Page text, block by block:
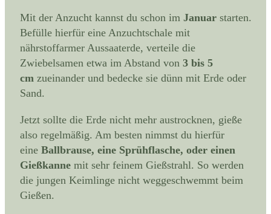
Mit der Anzucht kannst du schon im Januar starten.
Befülle hierfür eine Anzuchtschale mit
nährstoffarmer Aussaaterde, verteile die
Zwiebelsamen etwa im Abstand von 3 bis 5
cm zueinander und bedecke sie dünn mit Erde oder
Sand.
Jetzt sollte die Erde nicht mehr austrocknen, gieße
also regelmäßig. Am besten nimmst du hierfür
eine Ballbrause, eine Sprühflasche, oder einen
Gießkanne mit sehr feinem Gießstrahl. So werden
die jungen Keimlinge nicht weggeschwemmt beim
Gießen.